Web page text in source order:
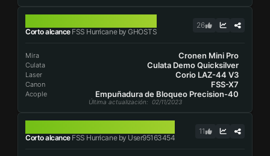
Corto alcanceFSS Hurricane by GHOSTS
26
Mira Cronen Mini Pro
Culata Culata Demo Quicksilver
Laser Corio LAZ-44 V3
Canon FSS-X7
Acople Empuñadura de Bloqueo Precision-40
Última actualización: 02/11/2023
Corto alcanceFSS Hurricane by User95163454
11